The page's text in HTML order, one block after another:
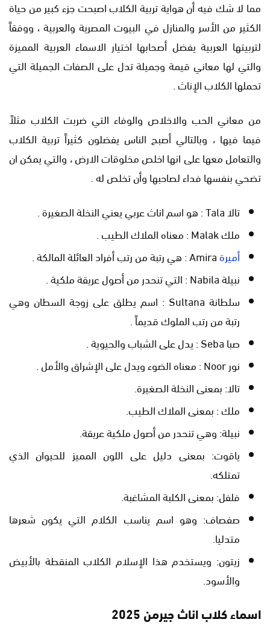
مما لا شك فيه أن هواية تربية الكلاب اصبحت جزء كبير من حياة
الكثير من الأسر والمنازل في البيوت المصرية والعربية ، ووفقاً
لتربيتها العربية يفضل أصحابها اختيار الاسماء العربية المميزة
والتي لها معاني قيمة وجميلة تدل على الصفات الجميلة التي
تحملها الكلاب الإناث .
من معاني الحب والاخلاص والوفاء التي ضربت الكلاب مثلاً
فيما فيها ، وبالتالي أصبح الناس يفضلون كثيراً تربية الكلاب
والتعامل معها على انها اخلص مخلوقات الارض ، والتي يمكن ان
تضحي بنفسها فداء لصاحبها وأن تخلص له .
تالا Tala : هو اسم اناث عربي يعني النخلة الصغيرة .
ملك Malak : معناه الملاك الطيب .
أميرة
نبيلة Nabila : التي تنحدر من أصول عريقة ملكية .
سلطانة Sultana : اسم يطلق على زوجة السطان وهي
رتبة من رتب الملوك قديماً .
صبا Seba : يدل على الشباب والحيوية .
نور Noor : معناه الضوء ويدل على الإشراق والأمل .
تالا: بمعنى النخلة الصغيرة.
ملك : بمعنى الملاك الطيب.
نبيلة: وهي تنحدر من أصول ملكية عريقة.
ياقوت: بمعنى دليل على اللون المميز للحيوان الذي
تمتلكه.
فلفل: بمعنى الكلبة المشاغبة.
صفصاف: وهو اسم يناسب الكلام التي يكون شعرها
متدليا.
زيتون: ويستخدم هذا الإسلام الكلاب المنقطة بالأبيض
والأسود.
اسماء كلاب اناث جيرمن 2025